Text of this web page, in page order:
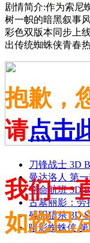
剧情简介:作为索尼
树一帜的暗黑叙事
彩色双版本同步上
出传统蜘蛛侠青春
刀锋战士 3D
曼达洛人 第一
夺命航班 3D
古墓丽影：劳
残阳猎杀 3D
暗影蜘蛛侠 第
抱歉，
请点击
我们一
如您已